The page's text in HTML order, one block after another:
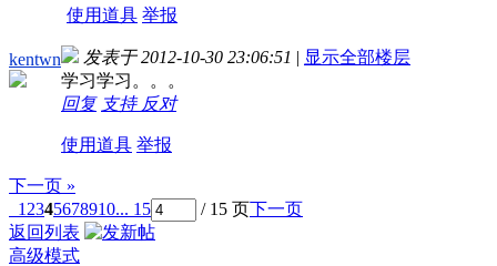
使用道具 举报
kentwn 发表于 2012-10-30 23:06:51 | 显示全部楼层
学习学习。。。
回复 支持 反对
使用道具 举报
下一页 »
1 2345678910... 15 / 15 页下一页
返回列表
高级模式